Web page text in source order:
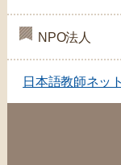
NPO法人
日本語教師ネッ